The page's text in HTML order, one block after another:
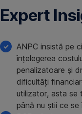
Expert
ANPC insistă pe
înțelegerea
penalizatoare și
dificultăți
utilizator, asta se
până nu știi ce se